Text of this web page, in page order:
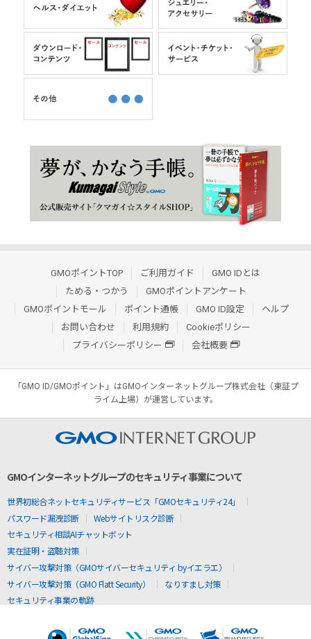
GMOポイントTOP ご利用ガイド
GMO IDとは
ためる・つかう
GMOポイントアンケート
GMOポイントモール
ポイント通帳 GMO ID設定
ヘルプ
お問い合わせ
利用規約
Cookieポリシー
プライバシーポリシー
会社概要
「GMO ID/GMOポイント」はGMOインターネットグループ株式会社（東証プ
ライム上場）が運営しています。
GMOインターネットグループのセキュリティ事業について
世界初総合ネットセキュリティサービス「GMOセキュリティ24」
パスワード漏洩診断
Webサイトリスク診断
セキュリティ相談AIチャットボット
実在証明・盗聴対策
サイバー攻撃対策（GMOサイバーセキュリティ byイエラエ）
サイバー攻撃対策（GMO Flatt Security）
なりすまし対策
セキュリティ事業の軌跡